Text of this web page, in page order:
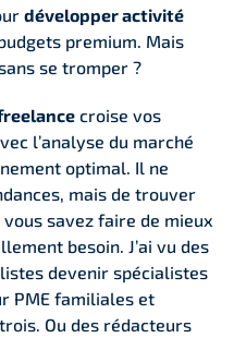
développer activité
premium. Mais
se tromper ?
croise vos
l’analyse du marché
optimal. Il ne
mais de trouver
savez faire de mieux
besoin. J’ai vu des
devenir spécialistes
PME familiales et
Ou des rédacteurs